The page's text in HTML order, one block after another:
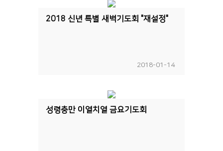
2018 신년 특별 새벽기도회 "재설정"
2018-01-14
성령충만 이열치열 금요기도회